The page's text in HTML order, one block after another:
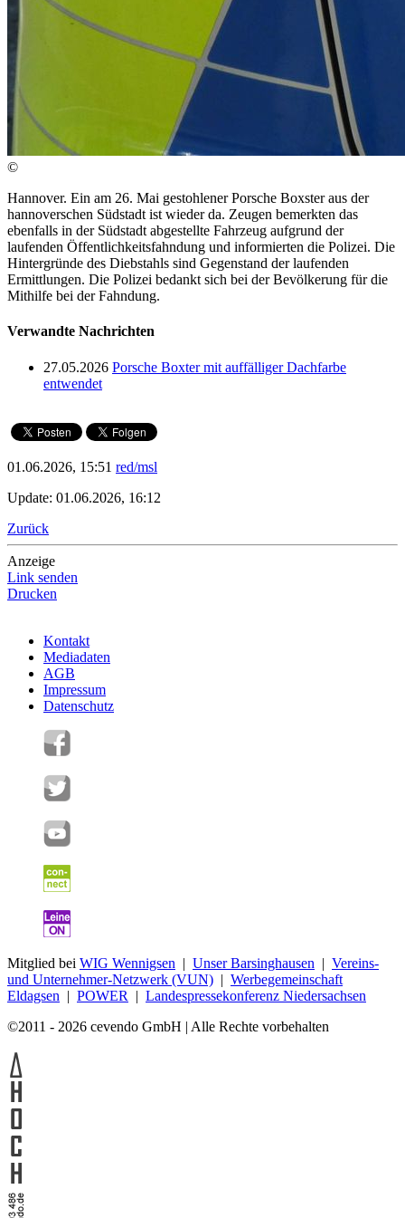
©
Hannover. Ein am 26. Mai gestohlener Porsche Boxster aus der
hannoverschen Südstadt ist wieder da. Zeugen bemerkten das
ebenfalls in der Südstadt abgestellte Fahrzeug aufgrund der
laufenden Öffentlichkeitsfahndung und informierten die Polizei. Die
Hintergründe des Diebstahls sind Gegenstand der laufenden
Ermittlungen. Die Polizei bedankt sich bei der Bevölkerung für die
Mithilfe bei der Fahndung.
Verwandte Nachrichten
27.05.2026 Porsche Boxter mit auffälliger Dachfarbe
entwendet
01.06.2026, 15:51 red/msl
Update: 01.06.2026, 16:12
Zurück
Anzeige
Link senden
Drucken
Kontakt
Mediadaten
AGB
Impressum
Datenschutz
Mitglied bei WIG Wennigsen | Unser Barsinghausen | Vereins-
und Unternehmer-Netzwerk (VUN) | Werbegemeinschaft
Eldagsen | POWER | Landespressekonferenz Niedersachsen
©2011 - 2026 cevendo GmbH | Alle Rechte vorbehalten